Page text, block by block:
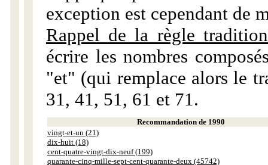
exception est cependant de
Rappel de la règle
écrire les nombres
"et" (qui remplace alors le
31, 41, 51, 61 et 71.
Recommandation de 1990
vingt-et-un (21)
dix-huit (18)
cent-quatre-vingt-dix-neuf (199)
quarante-cinq-mille-sept-cent-quarante-deux (45742)